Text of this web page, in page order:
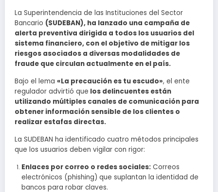
La Superintendencia de las Instituciones del Sector
Bancario (SUDEBAN), ha lanzado una campaña de
alerta preventiva dirigida a todos los usuarios del
sistema financiero, con el objetivo de mitigar los
riesgos asociados a diversas modalidades de
fraude que circulan actualmente en el país.
Bajo el lema «La precaución es tu escudo», el ente
regulador advirtió que los delincuentes están
utilizando múltiples canales de comunicación para
obtener información sensible de los clientes o
realizar estafas directas.
La SUDEBAN ha identificado cuatro métodos principales
que los usuarios deben vigilar con rigor:
Enlaces por correo o redes sociales:Correos
electrónicos (phishing) que suplantan la identidad de
bancos para robar claves.